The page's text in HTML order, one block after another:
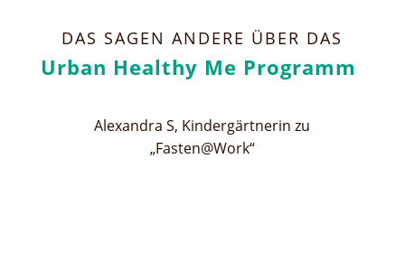
DAS SAGEN ANDERE ÜBER DAS
Urban Healthy Me Programm
Alexandra S, Kindergärtnerin zu
„Fasten@Work“